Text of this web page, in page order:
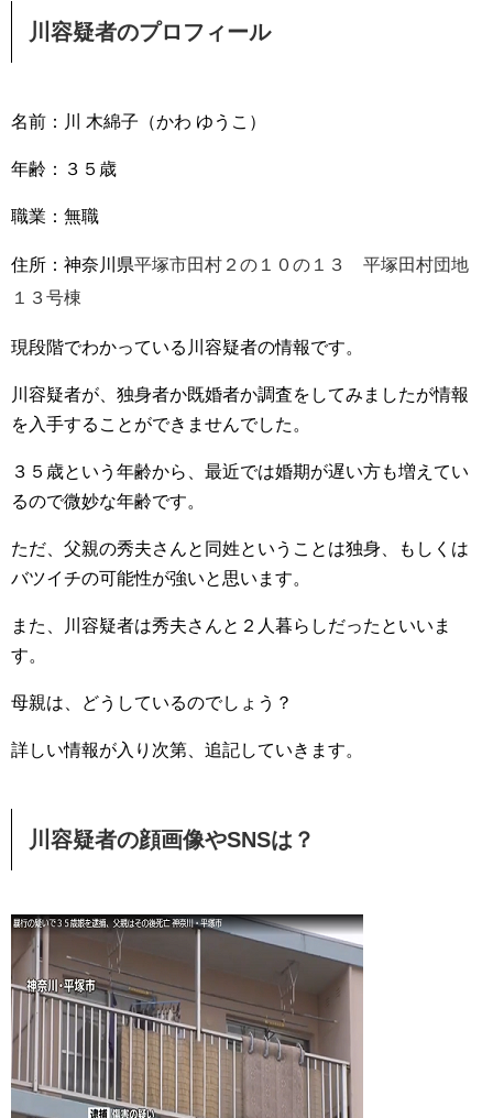
川容疑者のプロフィール
名前：川 木綿子（かわ ゆうこ）
年齢：３５歳
職業：無職
住所：神奈川県平塚市田村２の１０の１３ 平塚田村団地
１３号棟
現段階でわかっている川容疑者の情報です。
川容疑者が、独身者か既婚者か調査をしてみましたが情報
を入手することができませんでした。
３５歳という年齢から、最近では婚期が遅い方も増えてい
るので微妙な年齢です。
ただ、父親の秀夫さんと同姓ということは独身、もしくは
バツイチの可能性が強いと思います。
また、川容疑者は秀夫さんと２人暮らしだったといいま
す。
母親は、どうしているのでしょう？
詳しい情報が入り次第、追記していきます。
川容疑者の顔画像やSNSは？